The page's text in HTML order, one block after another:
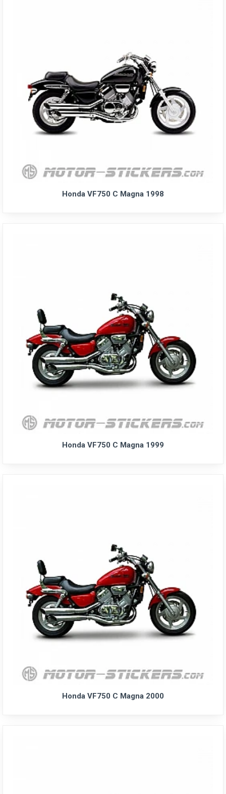
Honda VF750 C Magna 1998
Honda VF750 C Magna 1999
Honda VF750 C Magna 2000